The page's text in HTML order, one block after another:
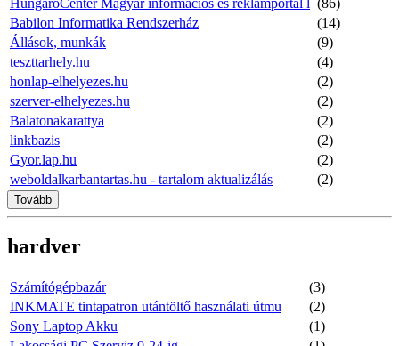
Babilon Informatika Rendszerház
(14)
Állások, munkák
(9)
teszttarhely.hu
(4)
honlap-elhelyezes.hu
(2)
szerver-elhelyezes.hu
(2)
Balatonakarattya
(2)
linkbazis
(2)
Gyor.lap.hu
(2)
weboldalkarbantartas.hu - tartalom aktualizálás
(2)
Tovább
hardver
Számítógépbazár
(3)
INKMATE tintapatron utántöltő használati útmu
(2)
Sony Laptop Akku
(1)